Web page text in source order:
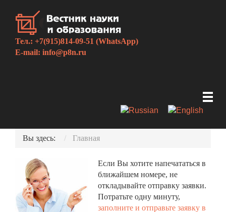
Тел.: +7(915)814-09-51 (WhatsApp)
E-mail: info@p8n.ru
Вы здесь: Главная
Если Вы хотите напечататься в
ближайшем номере, не
откладывайте отправку заявки.
Потратьте одну минуту,
заполните и отправьте заявку в